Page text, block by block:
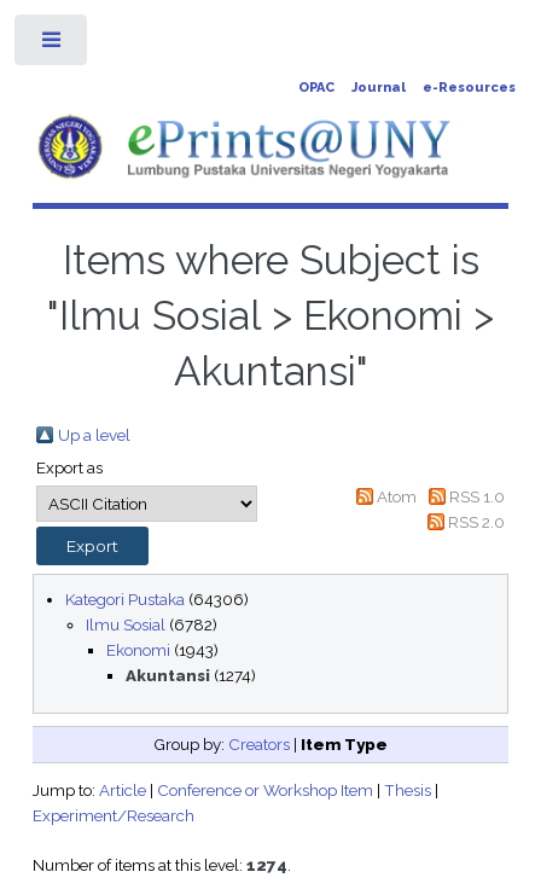
OPAC Journal e-Resources
Items where Subject is
"Ilmu Sosial > Ekonomi >
Akuntansi"
Up a level
Export as
Atom
RSS 1.0
RSS 2.0
Kategori Pustaka (64306)
Ilmu Sosial(6782)
Ekonomi (1943)
Akuntansi (1274)
Group by: Creators | Item Type
Jump to: Article| Conference or Workshop Item | Thesis|
Experiment/Research
Number of items at this level: 1274